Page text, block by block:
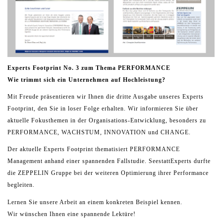
Experts Footprint No. 3 zum Thema PERFORMANCE
Wie trimmt sich ein Unternehmen auf Hochleistung?
Mit Freude präsentieren wir Ihnen die dritte Ausgabe unseres Experts
Footprint, den Sie in loser Folge erhalten. Wir informieren Sie über
aktuelle Fokusthemen in der Organisations-Entwicklung, besonders zu
PERFORMANCE, WACHSTUM, INNOVATION und CHANGE.
Der aktuelle Experts Footprint thematisiert PERFORMANCE
Management anhand einer spannenden Fallstudie. SeestattExperts durfte
die ZEPPELIN Gruppe bei der weiteren Optimierung ihrer Performance
begleiten.
Lernen Sie unsere Arbeit an einem konkreten Beispiel kennen.
Wir wünschen Ihnen eine spannende Lektüre!